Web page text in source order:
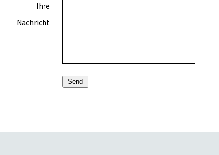
Ihre
Nachricht
Send